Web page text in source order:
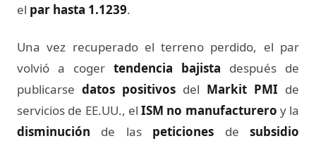
el par hasta 1.1239.
Una vez recuperado el terreno perdido, el par
volvió a coger tendencia bajista después de
publicarse datos positivos del Markit PMI de
servicios de EE.UU., el ISM no manufacturero y la
disminución de las peticiones desubsidio